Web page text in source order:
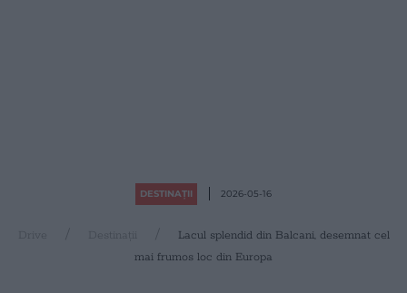
DESTINAȚII 2026-05-16
Drive
Lacul splendid din Balcani, desemnat cel
mai frumos loc din Europa